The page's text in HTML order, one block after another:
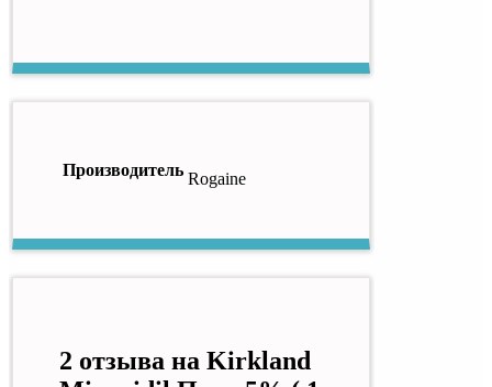
Производитель Rogaine
2 отзыва наKirkland